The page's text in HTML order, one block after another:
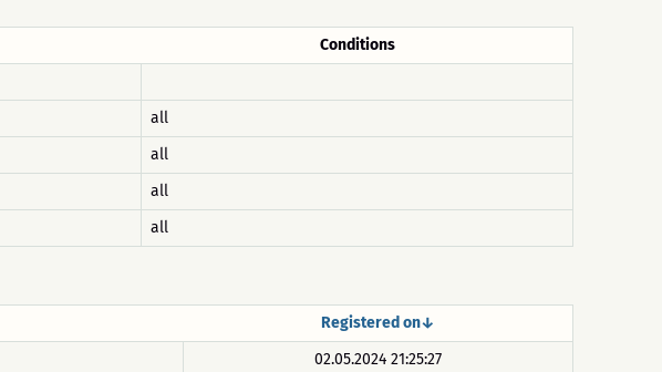
Conditions
all
all
all
all
Registered on↓
02.05.2024 21:25:27